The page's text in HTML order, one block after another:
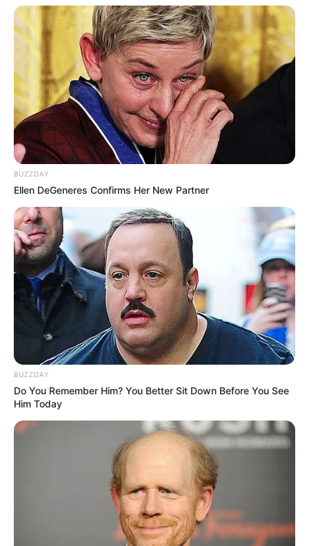
BUZZDAY
Ellen DeGeneres Confirms Her New Partner
BUZZDAY
Do You Remember Him? You Better Sit Down Before You See
Him Today